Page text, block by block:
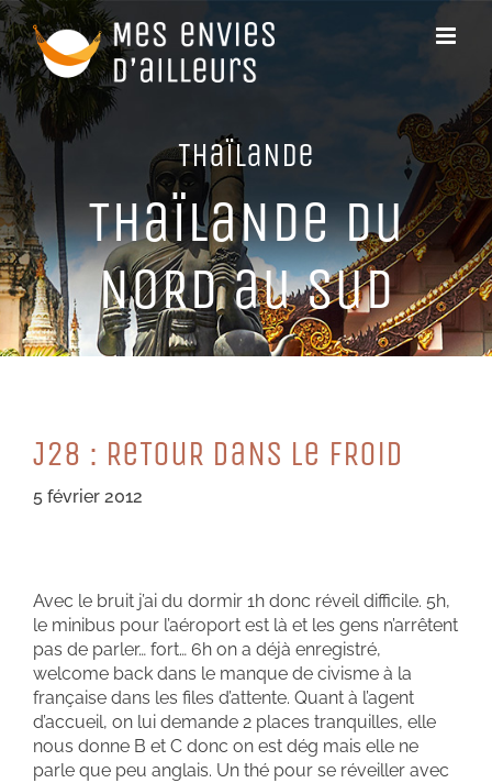
Passer
au
contenu
THaïLaNDe
THaïLaNDe Du
NoRD au SuD
J28 : ReTouR DaNS Le FRoiD
5 février 2012
Avec le bruit j’ai du dormir 1h donc réveil difficile. 5h,
le minibus pour l’aéroport est là et les gens n’arrêtent
pas de parler… fort… 6h on a déjà enregistré,
welcome back dans le manque de civisme à la
française dans les files d’attente. Quant à l’agent
d’accueil, on lui demande 2 places tranquilles, elle
nous donne B et C donc on est dég mais elle ne
parle que peu anglais. Un thé pour se réveiller avec